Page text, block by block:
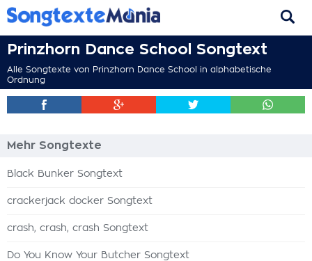
Prinzhorn Dance School Songtext
Alle Songtexte von Prinzhorn Dance School in alphabetische
Ordnung
Mehr Songtexte
Black Bunker Songtext
crackerjack docker Songtext
crash, crash, crash Songtext
Do You Know Your Butcher Songtext